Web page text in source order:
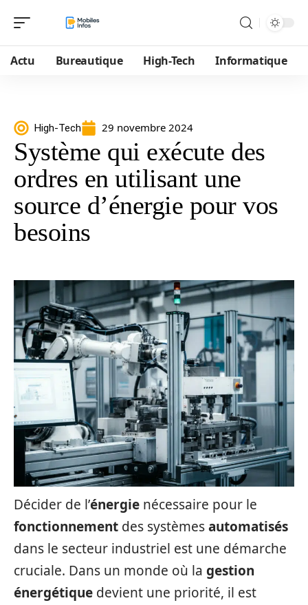
Actu Bureautique High-Tech Informatique
High-Tech 29 novembre 2024
Système qui exécute des
ordres en utilisant une
source d’énergie pour vos
besoins
Décider de l’énergie nécessaire pour le
fonctionnement des systèmesautomatisés
dans le secteur industriel est une démarche
cruciale. Dans un monde où la gestion
énergétique devient une priorité, il est